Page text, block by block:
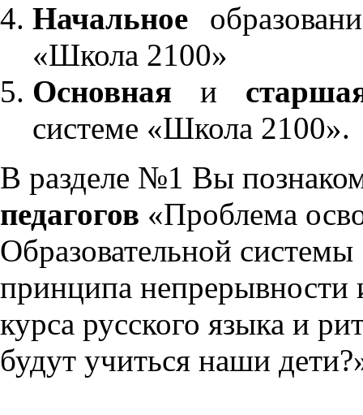
Начальное
«Школа 2100»
Основнаяи
системе «Школа 2100».
В разделе №1 Вы
педагогов «Проблема
Образовательной
принципа непрерывности
курса русского языка и
будут учиться наши